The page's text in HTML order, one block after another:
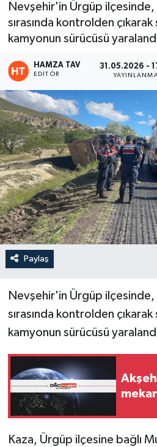
Nevşehir'in Ürgüp ilçesinde,
sırasında kontrolden
kamyonun sürücüsü
HAMZA TAV
EDITÖR
31.05.2026 -
Paylaş
Nevşehir'in Ürgüp ilçesinde,
sırasında kontrolden
kamyonun sürücüsü
Kaza, Ürgüp ilçesine bağlı
Eğitim
Resmi İlan